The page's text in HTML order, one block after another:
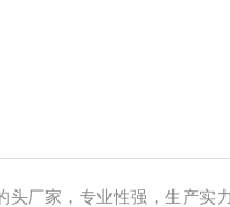
头厂家，专业性强，生产实